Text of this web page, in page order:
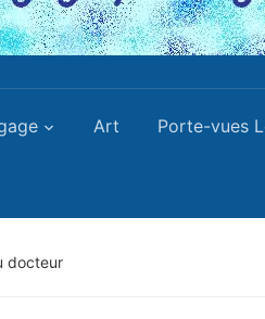
Art Porte-vues
docteur